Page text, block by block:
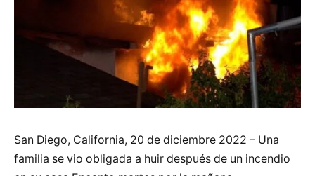
San Diego, California, 20 de diciembre 2022 – Una
familia se vio obligada a huir después de un incendio